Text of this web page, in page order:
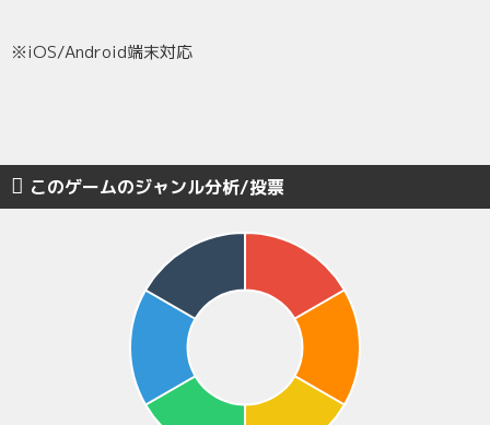
※iOS/Android端末対応
このゲームのジャンル分析/投票